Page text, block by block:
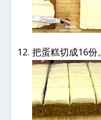
把蛋糕切成16份。